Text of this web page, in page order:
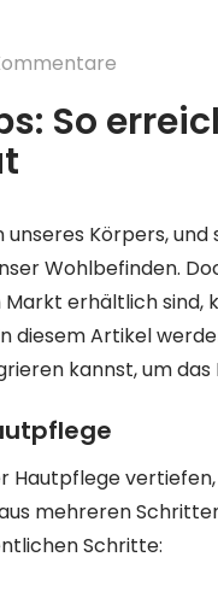
So
Körpers,
Wohlbefinden.
erhältlich
diesem Artikel
kannst, um
Hautpflege
mehreren
Schritte: